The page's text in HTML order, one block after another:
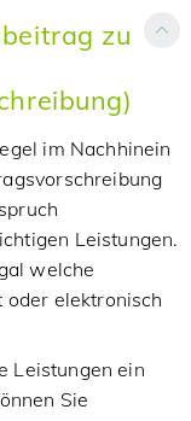
zu
im Nachhinein
Leistungen.
welche
elektronisch
Leistungen ein
Sie